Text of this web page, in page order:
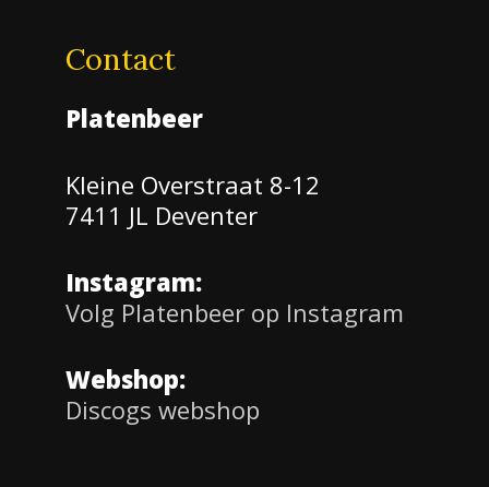
Contact
Platenbeer
Kleine Overstraat 8-12
7411 JL Deventer
Instagram:
Volg Platenbeer op Instagram
Webshop:
Discogs webshop